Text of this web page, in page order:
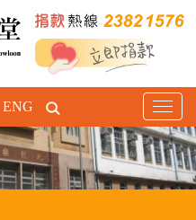
T
o
g
g
l
ENG